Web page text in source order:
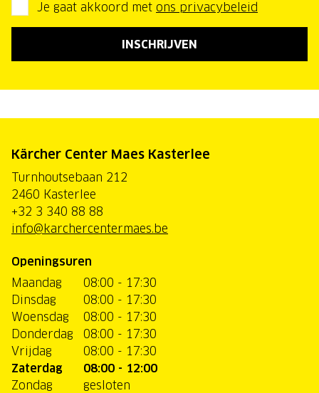
Je gaat akkoord met ons privacybeleid
INSCHRIJVEN
Kärcher Center Maes Kasterlee
Turnhoutsebaan 212
2460 Kasterlee
+32 3 340 88 88
info@karchercentermaes.be
Openingsuren
Maandag
08:00 - 17:30
Dinsdag
08:00 - 17:30
Woensdag
08:00 - 17:30
Donderdag
08:00 - 17:30
Vrijdag
08:00 - 17:30
Zaterdag
08:00 - 12:00
Zondag
gesloten